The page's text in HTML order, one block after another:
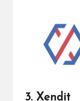
3. Xendit